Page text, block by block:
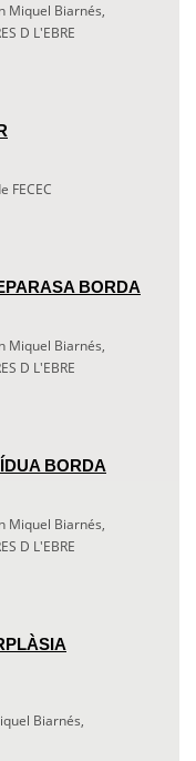
Miquel Biarnés,
D L'EBRE
FECEC
BORDA
Miquel Biarnés,
D L'EBRE
BORDA
Miquel Biarnés,
D L'EBRE
Biarnés,